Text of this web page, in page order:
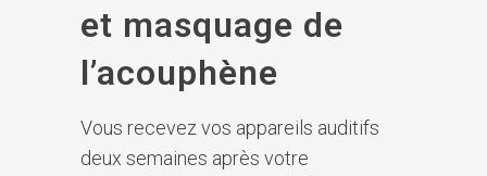
et masquage de
l’acouphène
Vous recevez vos appareils auditifs
deux semaines après votre